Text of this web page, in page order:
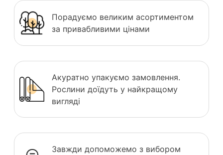
Порадуємо великим асортиментом
за привабливими цінами
Акуратно упакуємо замовлення.
Рослини доїдуть у найкращому
вигляді
Завжди допоможемо з вибором